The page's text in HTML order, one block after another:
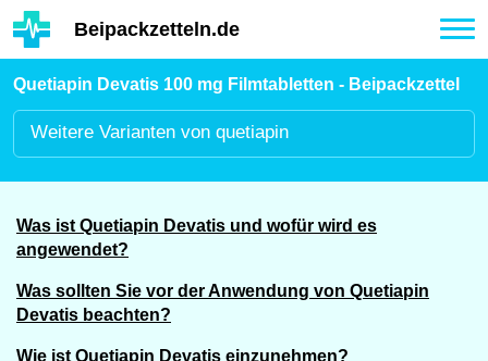
Hauptinhalt
Beipackzetteln.de
Quetiapin Devatis 100 mg Filmtabletten - Beipackzettel
Weitere Varianten von quetiapin
Was ist Quetiapin Devatis und wofür wird es
angewendet?
Was sollten Sie vor der Anwendung von Quetiapin
Devatis beachten?
Wie ist Quetiapin Devatis einzunehmen?